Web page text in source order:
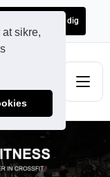
sikre,
skræddersyet til dig